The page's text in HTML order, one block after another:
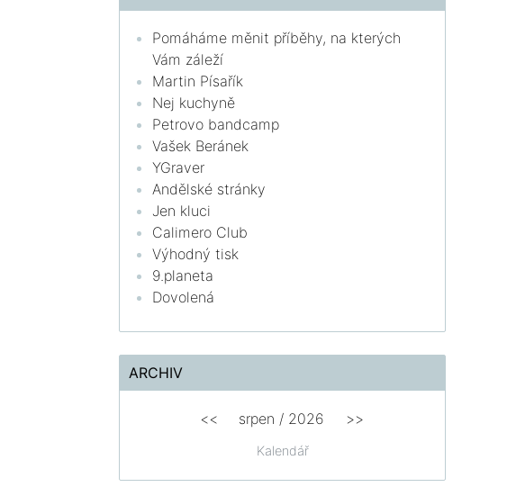
Pomáháme měnit příběhy, na kterých
Vám záleží
Martin Písařík
Nej kuchyně
Petrovo bandcamp
Vašek Beránek
YGraver
Andělské stránky
Jen kluci
Calimero Club
Výhodný tisk
9.planeta
Dovolená
ARCHIV
Kalendář
<< srpen / 2026 >>